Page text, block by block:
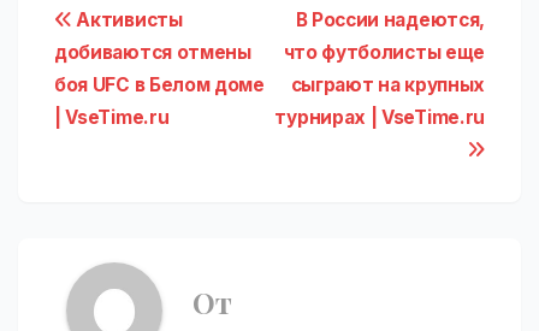
Навигация
по
записям
В России надеются,
что футболисты еще
сыграют на крупных
турнирах | VseTime.ru
Активисты
добиваются отмены
боя UFC в Белом доме
| VseTime.ru
От